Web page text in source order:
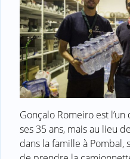
Gonçalo Romeiro est
ses 35 ans, mais au lieu
dans la famille à Pombal,